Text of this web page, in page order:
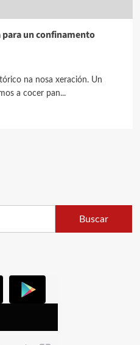
para un confinamento
na nosa xeración. Un
a cocer pan...